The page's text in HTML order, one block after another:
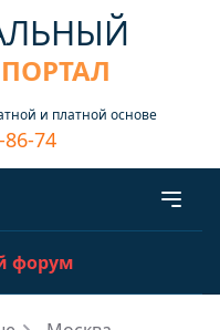
и платной основе
86-74
форум